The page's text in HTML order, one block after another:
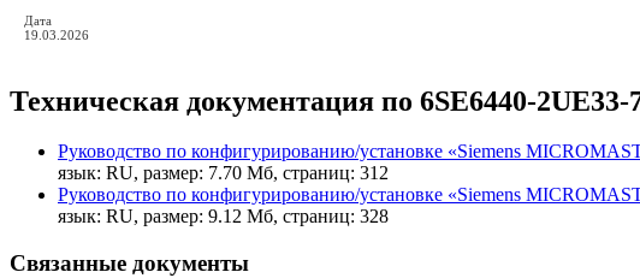
Дата
19.03.2026
Техническая документация по 6SE6440-2UE33-
Руководство по конфигурированию/установке «Siemens
язык: RU, размер: 7.70 Мб, страниц: 312
Руководство по конфигурированию/установке «Siemens
язык: RU, размер: 9.12 Мб, страниц: 328
Связанные документы